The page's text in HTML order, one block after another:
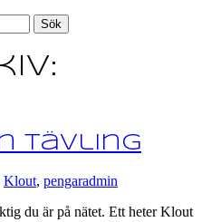
tävling
Klout, pengaradmin
du är på nätet. Ett heter Klout